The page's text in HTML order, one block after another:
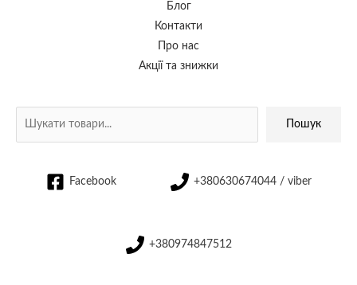
Блог
Контакти
Про нас
Акції та знижки
Пошук
Facebook +380630674044 / viber
+380974847512